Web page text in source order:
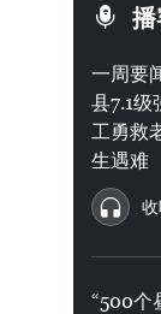
播
一周要
县7.1级
工勇救
生遇难
“500个